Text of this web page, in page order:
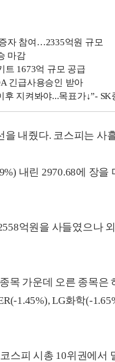
자 참여…2335억원 규모
마감
트 1673억 규모 공급
긴급사용승인 받아
지켜봐야...목표가↓”- SK
내줬다. 코스피는 사
내린 2970.68에 장을
억원을 사들였으나
목 가운데 오른 종목은
1.45%), LG화학(-
스피 시총 10위권에서